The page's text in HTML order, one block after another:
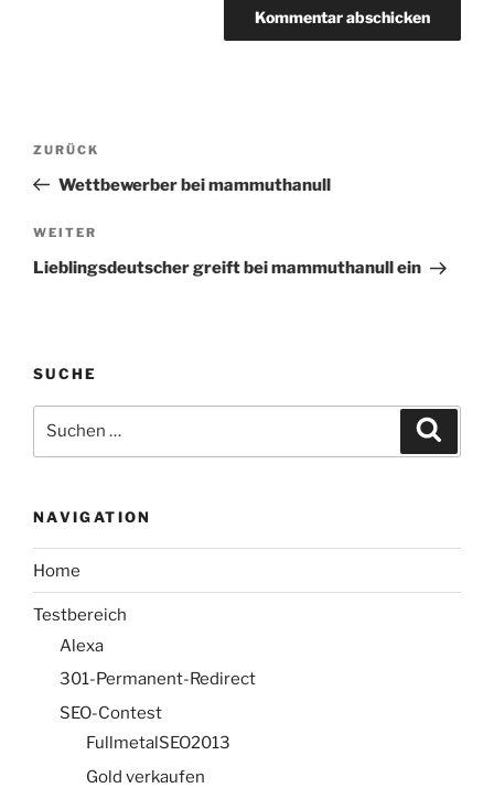
Beitragsnavigation
Vorheriger
Beitrag
ZURÜCK
Wettbewerber bei mammuthanull
Nächster
Beitrag
WEITER
Lieblingsdeutscher greift bei mammuthanull ein
SUCHE
nach:
NAVIGATION
Home
Testbereich
Alexa
301-Permanent-Redirect
SEO-Contest
FullmetalSEO2013
Gold verkaufen